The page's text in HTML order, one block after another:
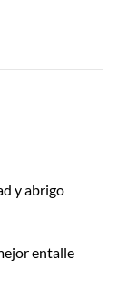
y abrigo
entalle